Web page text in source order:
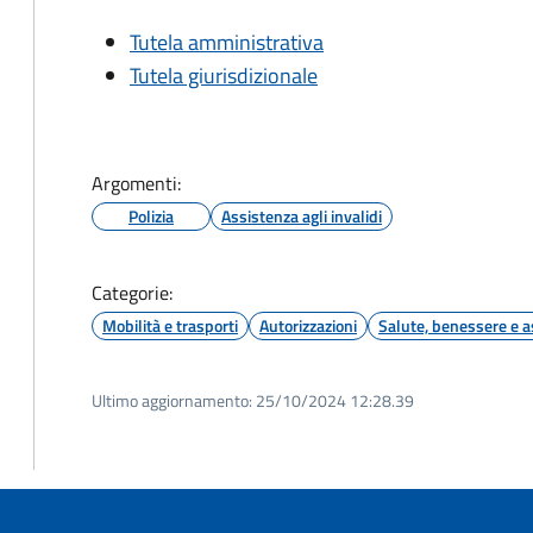
Tutela amministrativa
Tutela giurisdizionale
Argomenti:
Polizia Assistenza agli invalidi
Categorie:
Mobilità e trasporti Autorizzazioni Salute, benessere e
Ultimo aggiornamento: 25/10/2024 12:28.39